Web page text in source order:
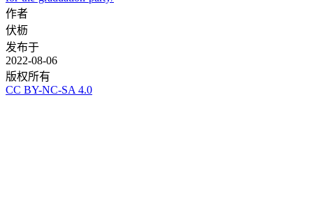
作者
伏枥
发布于
2022-08-06
版权所有
CC BY-NC-SA 4.0